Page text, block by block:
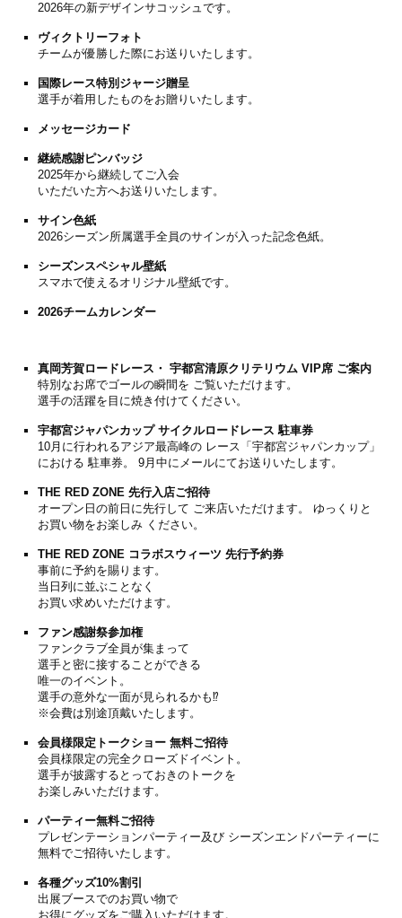
2026年の新デザインサコッシュです。
ヴィクトリーフォト
チームが優勝した際にお送りいたします。
国際レース特別ジャージ贈呈
選手が着用したものをお贈りいたします。
メッセージカード
継続感謝ピンバッジ
2025年から継続してご入会
いただいた方へお送りいたします。
サイン色紙
2026シーズン所属選手全員のサインが入った記念色紙。
シーズンスペシャル壁紙
スマホで使えるオリジナル壁紙です。
2026チームカレンダー
真岡芳賀ロードレース・ 宇都宮清原クリテリウム VIP席 ご案内
特別なお席でゴールの瞬間を ご覧いただけます。
選手の活躍を目に焼き付けてください。
宇都宮ジャパンカップ サイクルロードレース 駐車券
10月に行われるアジア最高峰の レース「宇都宮ジャパンカップ」
における 駐車券。 9月中にメールにてお送りいたします。
THE RED ZONE 先行入店ご招待
オープン日の前日に先行して ご来店いただけます。 ゆっくりと
お買い物をお楽しみ ください。
THE RED ZONE コラボスウィーツ 先行予約券
事前に予約を賜ります。
当日列に並ぶことなく
お買い求めいただけます。
ファン感謝祭参加権
ファンクラブ全員が集まって
選手と密に接することができる
唯一のイベント。
選手の意外な一面が見られるかも⁉
※会費は別途頂戴いたします。
会員様限定トークショー 無料ご招待
会員様限定の完全クローズドイベント。
選手が披露するとっておきのトークを
お楽しみいただけます。
パーティー無料ご招待
プレゼンテーションパーティー及び シーズンエンドパーティーに
無料でご招待いたします。
各種グッズ10%割引
出展ブースでのお買い物で
お得にグッズをご購入いただけます。